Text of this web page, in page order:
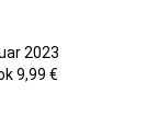
2023
9,99 €